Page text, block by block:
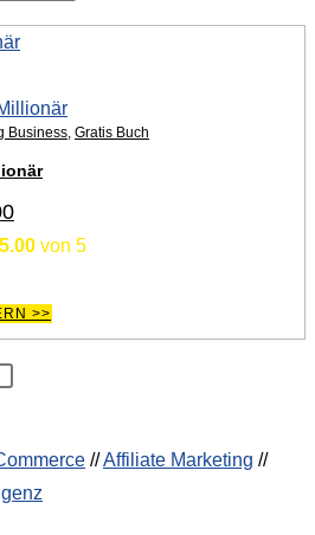
Business, Gratis Buch
Aktueller
Preis
ist:
5.00 von 5
>>
//Affiliate Marketing //